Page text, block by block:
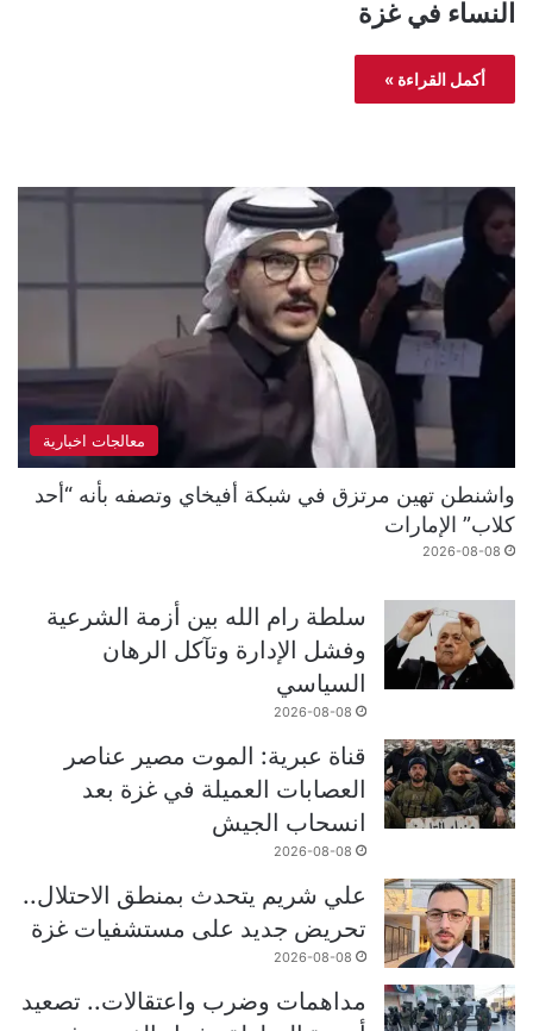
النساء في غزة
أكمل القراءة »
معالجات اخبارية
واشنطن تهين مرتزق في شبكة أفيخاي وتصفه بأنه “أحد
كلاب” الإمارات
2026-08-08
سلطة رام الله بين أزمة الشرعية
وفشل الإدارة وتآكل الرهان
السياسي
2026-08-08
قناة عبرية: الموت مصير عناصر
العصابات العميلة في غزة بعد
انسحاب الجيش
2026-08-08
علي شريم يتحدث بمنطق الاحتلال..
تحريض جديد على مستشفيات غزة
2026-08-08
مداهمات وضرب واعتقالات.. تصعيد